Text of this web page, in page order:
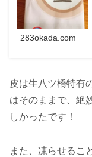
283okada.com
皮は生八ツ橋特有
はそのままで、絶
しかったです！
また、凍らせるこ